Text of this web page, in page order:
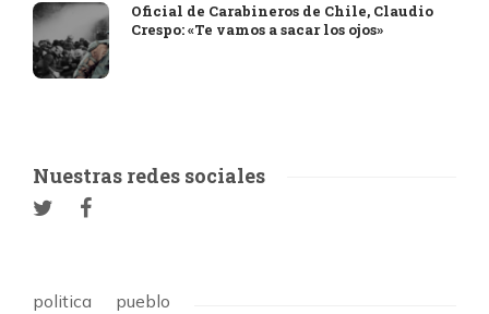
Oficial de Carabineros de Chile, Claudio
Crespo: «Te vamos a sacar los ojos»
Nuestras redes sociales
politica pueblo